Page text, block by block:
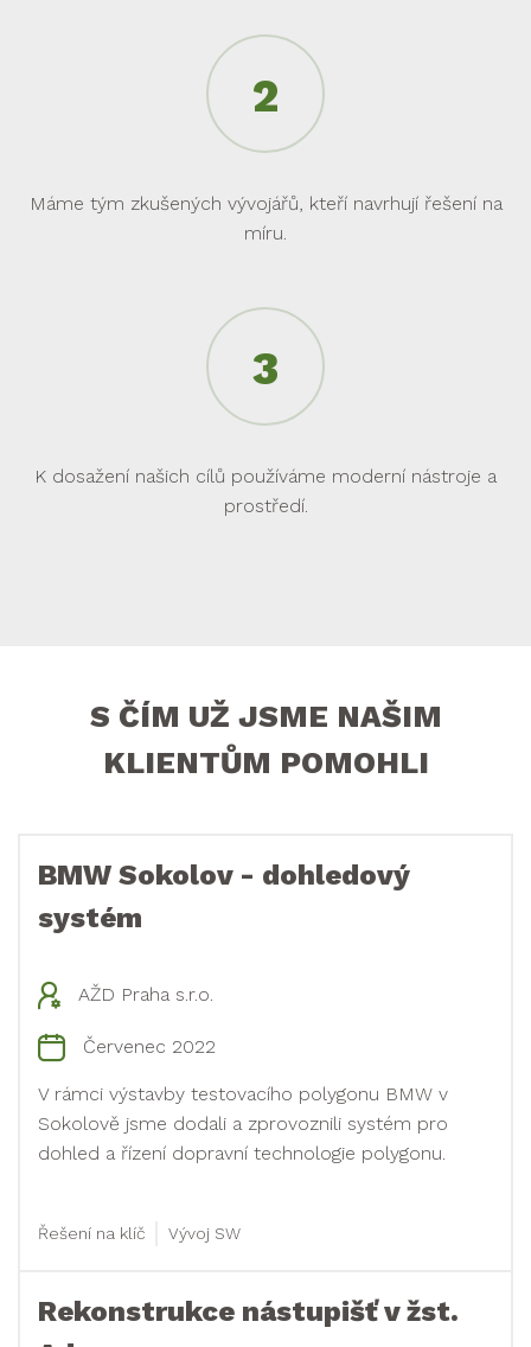
Máme tým zkušených vývojářů, kteří navrhují řešení na
míru.
K dosažení našich cílů používáme moderní nástroje a
prostředí.
S ČÍM UŽ JSME NAŠIM
KLIENTŮM POMOHLI
BMW Sokolov - dohledový
systém
AŽD Praha s.r.o.
Červenec 2022
V rámci výstavby testovacího polygonu BMW v
Sokolově jsme dodali a zprovoznili systém pro
dohled a řízení dopravní technologie polygonu.
Řešení na klíč Vývoj SW
Rekonstrukce nástupišť v žst.